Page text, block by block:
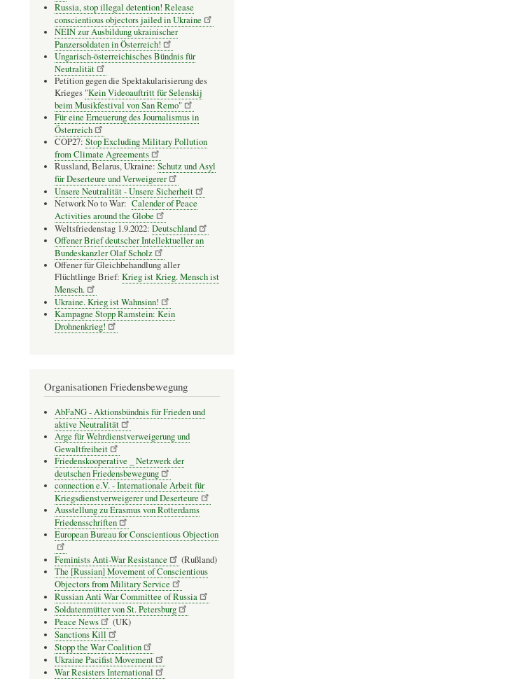
Russia, stop illegal detention! Release
conscientious objectors jailed in Ukraine
NEIN zur Ausbildung ukrainischer
Panzersoldaten in Österreich!
Ungarisch-österreichisches Bündnis für
Neutralität
Petition gegen die Spektakularisierung des
Krieges "Kein Videoauftritt für Selenskij
beim Musikfestival von San Remo"
Für eine Erneuerung des Journalismus in
Österreich
COP27: Stop Excluding Military Pollution
from Climate Agreements
Russland, Belarus, Ukraine: Schutz und Asyl
für Deserteure und Verweigerer
Unsere Neutralität - Unsere Sicherheit
Network No to War: Calender of Peace
Activities around the Globe
Weltsfriedenstag 1.9.2022: Deutschland
Offener Brief deutscher Intellektueller an
Bundeskanzler Olaf Scholz
Offener für Gleichbehandlung aller
Flüchtlinge Brief: Krieg ist Krieg. Mensch ist
Mensch.
Ukraine. Krieg ist Wahnsinn!
Kampagne Stopp Ramstein: Kein
Drohnenkrieg!
Organisationen Friedensbewegung
AbFaNG - Aktionsbündnis für Frieden und
aktive Neutralität
Arge für Wehrdienstverweigerung und
Gewaltfreiheit
Friedenskooperative _ Netzwerk der
deutschen Friedensbewegung
connection e.V. - Inter­na­tio­nale Arbeit für
Kriegs­dienst­ver­wei­gerer und Deser­teure
Ausstellung zu Erasmus von Rotterdams
Friedensschriften
European Bureau for Conscientious Objection
Feminists Anti-War Resistance
(Rußland)
The [Russian] Movement of Conscientious
Objectors from Military Service
Russian Anti War Committee of Russia
Soldatenmütter von St. Petersburg
Peace News
(UK)
Sanctions Kill
Stopp the War Coalition
Ukraine Pacifist Movement
War Resisters International